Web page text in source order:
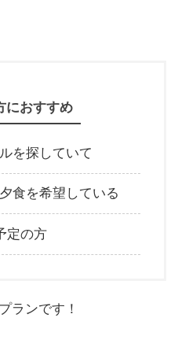
におすすめ
を探していて
食を希望している
定の方
ランです！